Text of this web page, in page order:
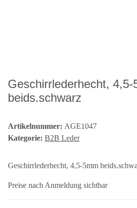
Geschirrlederhecht, 4,5-
beids.schwarz
Artikelnummer: AGE1047
Kategorie: B2B Leder
Geschirrlederhecht, 4,5-5mm
Preise nach Anmeldung sichtbar